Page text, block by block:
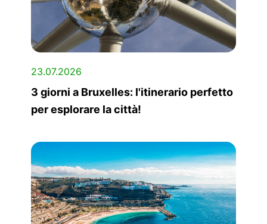
23.07.2026
3 giorni a Bruxelles: l'itinerario perfetto
per esplorare la città!